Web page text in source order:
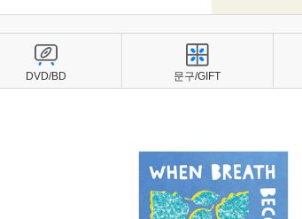
DVD/BD 문구/GIFT